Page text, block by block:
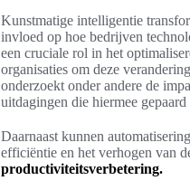
Kunstmatige intelligentie
invloed op hoe bedrijven
een cruciale rol in het
organisaties om deze
onderzoekt onder andere de
uitdagingen die hiermee gepaard
Daarnaast kunnen
efficiëntie en het verhogen van
productiviteitsverbetering.